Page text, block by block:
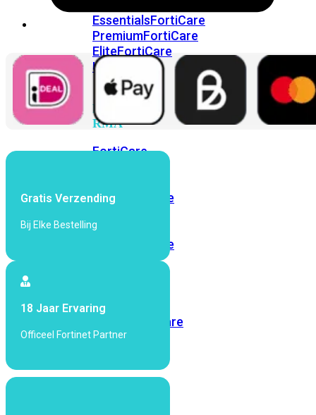
EssentialsFortiCare
PremiumFortiCare
EliteFortiCare
Upgrades
FortiCare
RMA
FortiCare
RMA
FortiCare
uur
FortiCare
met
FortiCare
Secure
Gratis Verzending
Bij Elke Bestelling
18 Jaar Ervaring
Officeel Fortinet Partner